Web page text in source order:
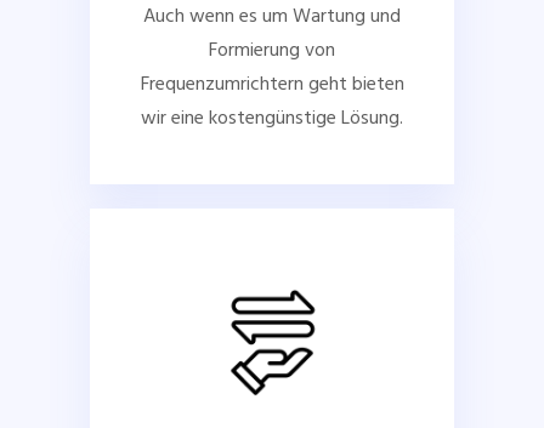
Auch wenn es um Wartung und
Formierung von
Frequenzumrichtern geht bieten
wir eine kostengünstige Lösung.